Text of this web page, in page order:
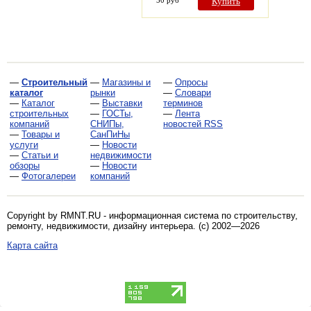
— Строительный
каталог
— Каталог
строительных
компаний
— Товары и
услуги
— Статьи и
обзоры
— Фотогалереи
— Магазины и
рынки
— Выставки
— ГОСТы,
СНИПы,
СанПиНы
— Новости
недвижимости
— Новости
компаний
— Опросы
— Словари
терминов
— Лента
новостей RSS
Copyright by RMNT.RU - информационная система по строительству,
ремонту, недвижимости, дизайну интерьера. (c) 2002—2026
Карта сайта